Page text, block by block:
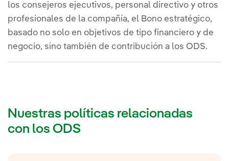
los consejeros ejecutivos, personal directivo y otros
profesionales de la compañía, el Bono estratégico,
basado no solo en objetivos de tipo financiero y de
negocio, sino también de contribución a los ODS.
Nuestras políticas relacionadas
con los ODS